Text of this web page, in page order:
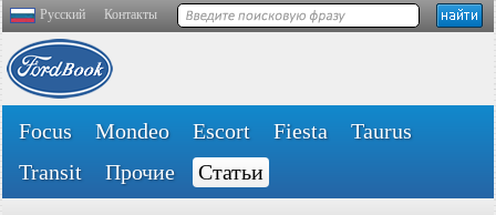
Русский Контакты
Focus Mondeo Escort Fiesta
Taurus
Transit
Прочие Статьи